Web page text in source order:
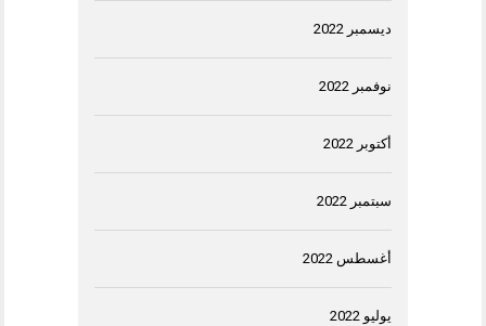
ديسمبر 2022
نوفمبر 2022
أكتوبر 2022
سبتمبر 2022
أغسطس 2022
يوليو 2022